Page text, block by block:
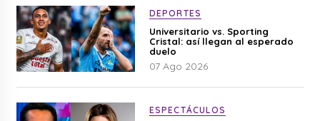
DEPORTES
Universitario vs. Sporting
Cristal: así llegan al esperado
duelo
07 Ago 2026
ESPECTÁCULOS